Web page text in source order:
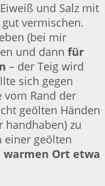
und Salz mit
vermischen.
(bei mir
und dann für
– der Teig wird
sich gegen
vom Rand der
geölten Händen
handhaben) zu
einer geölten
warmen Ort etwa